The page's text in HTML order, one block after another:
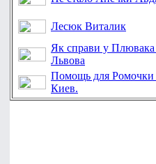
Лесюк Виталик
Як справи у Плювака
Львова
Помощь для Ромочки
Киев.